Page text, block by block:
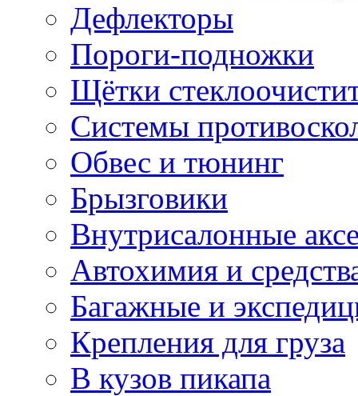
Дефлекторы
Пороги-подножки
Щётки
Системы
Обвес и тюнинг
Брызговики
Внутрисалонные
Автохимия и
Багажные и
Крепления для груза
В кузов пикапа